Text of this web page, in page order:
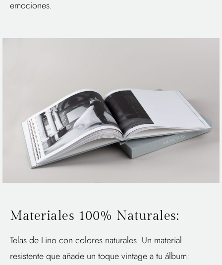
emociones.
Materiales 100% Naturales:
Telas de Lino con colores naturales. Un material
resistente que añade un toque vintage a tu álbum: